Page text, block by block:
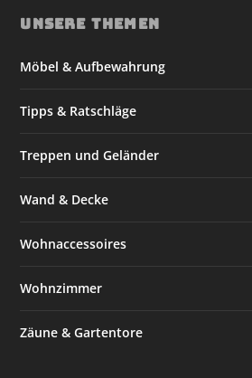
UNSERE THEMEN
Möbel & Aufbewahrung
Tipps & Ratschläge
Treppen und Geländer
Wand & Decke
Wohnaccessoires
Wohnzimmer
Zäune & Gartentore